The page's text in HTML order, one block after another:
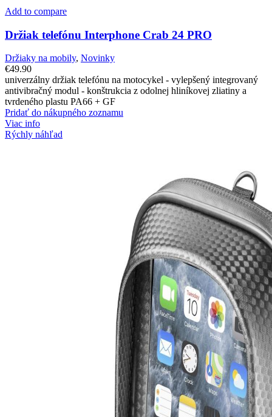
Add to compare
Držiak telefónu Interphone Crab 24 PRO
Držiaky na mobily, Novinky
€49.90
univerzálny držiak telefónu na motocykel - vylepšený integrovaný
antivibračný modul - konštrukcia z odolnej hliníkovej zliatiny a
tvrdeného plastu PA66 + GF
Pridať do nákupného zoznamu
Viac info
Rýchly náhľad